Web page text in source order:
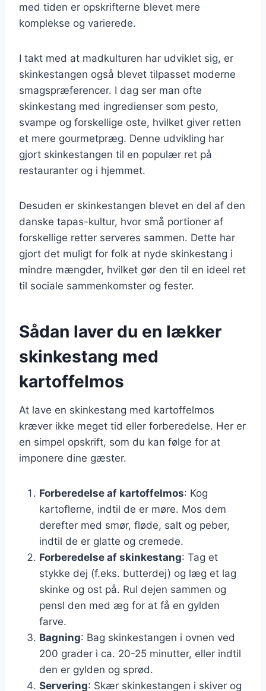
med tiden er opskrifterne blevet mere
komplekse og varierede.
I takt med at madkulturen har udviklet sig, er
skinkestangen også blevet tilpasset moderne
smagspræferencer. I dag ser man ofte
skinkestang med ingredienser som pesto,
svampe og forskellige oste, hvilket giver retten
et mere gourmetpræg. Denne udvikling har
gjort skinkestangen til en populær ret på
restauranter og i hjemmet.
Desuden er skinkestangen blevet en del af den
danske tapas-kultur, hvor små portioner af
forskellige retter serveres sammen. Dette har
gjort det muligt for folk at nyde skinkestang i
mindre mængder, hvilket gør den til en ideel ret
til sociale sammenkomster og fester.
Sådan laver du en lækker
skinkestang med
kartoffelmos
At lave en skinkestang med kartoffelmos
kræver ikke meget tid eller forberedelse. Her er
en simpel opskrift, som du kan følge for at
imponere dine gæster.
Forberedelse af kartoffelmos: Kog
kartoflerne, indtil de er møre. Mos dem
derefter med smør, fløde, salt og peber,
indtil de er glatte og cremede.
Forberedelse af skinkestang: Tag et
stykke dej (f.eks. butterdej) og læg et lag
skinke og ost på. Rul dejen sammen og
pensl den med æg for at få en gylden
farve.
Bagning: Bag skinkestangen i ovnen ved
200 grader i ca. 20-25 minutter, eller indtil
den er gylden og sprød.
Servering: Skær skinkestangen i skiver og